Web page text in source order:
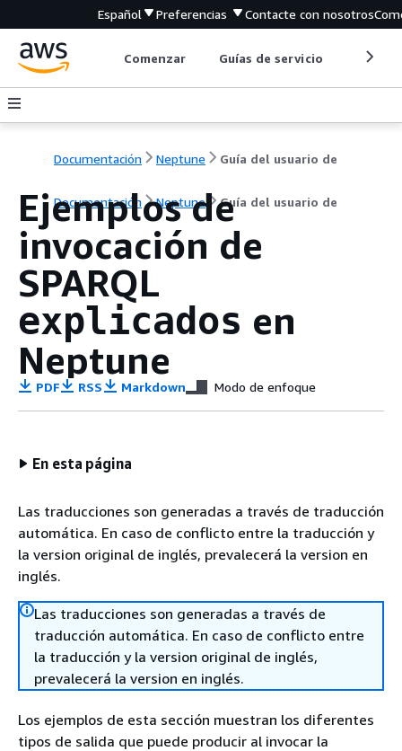
Español Preferencias Contacte con nosotros
Comenzar Guías de servicio
Documentación Neptune Guía del usuario de
Documentación Neptune Guía del usuario de
Ejemplos de
invocación de
SPARQL
explicados en
Neptune
PDF RSS Markdown Modo de enfoque
En esta página
Las traducciones son generadas a través de traducción
automática. En caso de conflicto entre la traducción y
la version original de inglés, prevalecerá la version en
inglés.
Las traducciones son generadas a través de
traducción automática. En caso de conflicto entre
la traducción y la version original de inglés,
prevalecerá la version en inglés.
Los ejemplos de esta sección muestran los diferentes
tipos de salida que puede producir al invocar la